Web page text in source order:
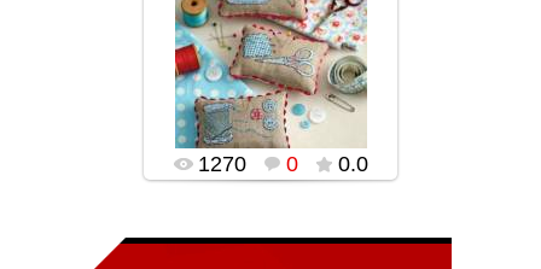
02.02.2016
popularsge
1270 0 0.0